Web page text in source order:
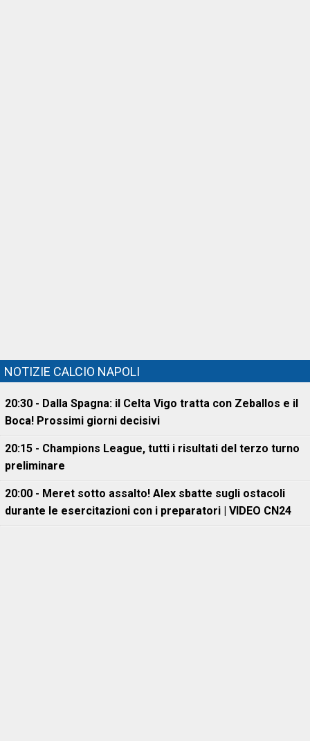
NOTIZIE CALCIO NAPOLI
20:30 - Dalla Spagna: il Celta Vigo tratta con Zeballos e il
Boca! Prossimi giorni decisivi
20:15 - Champions League, tutti i risultati del terzo turno
preliminare
20:00 - Meret sotto assalto! Alex sbatte sugli ostacoli
durante le esercitazioni con i preparatori | VIDEO CN24